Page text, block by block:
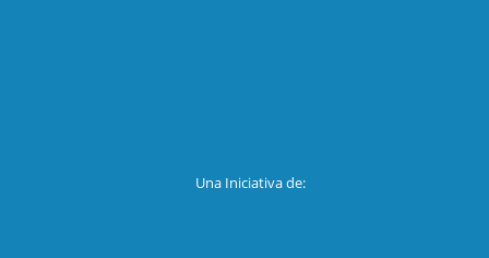
Una Iniciativa de: